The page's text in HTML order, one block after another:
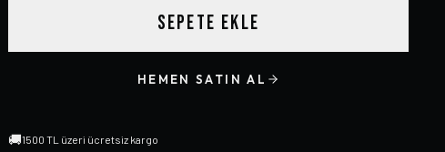
SEPETE EKLE
HEMEN SATIN AL
🚚1500 TL üzeri ücretsiz kargo